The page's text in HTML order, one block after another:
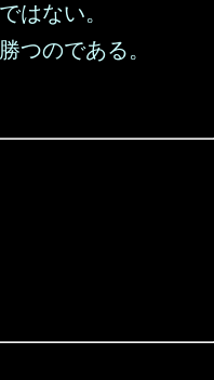
はない。
つのである。